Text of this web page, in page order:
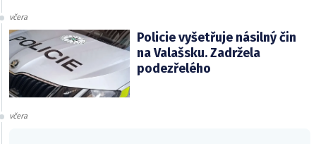
včera
Policie vyšetřuje násilný čin
na Valašsku. Zadržela
podezřelého
včera